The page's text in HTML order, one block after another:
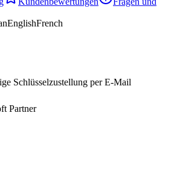
EnglishFrench
Schlüsselzustellung per E-Mail
Partner